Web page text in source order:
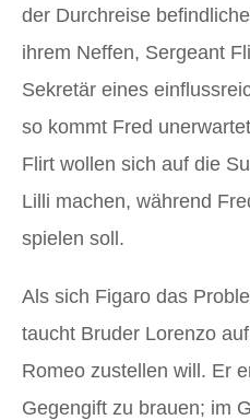
der Durchreise
ihrem Neffen, Sergeant
Sekretär eines
so kommt Fred
Flirt wollen sich auf die
Lilli machen, während
spielen soll.
Als sich Figaro das
taucht Bruder Lorenzo
Romeo zustellen will. Er
Gegengift zu brauen; im